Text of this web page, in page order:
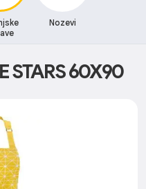
Nozevi
STARS 60X90